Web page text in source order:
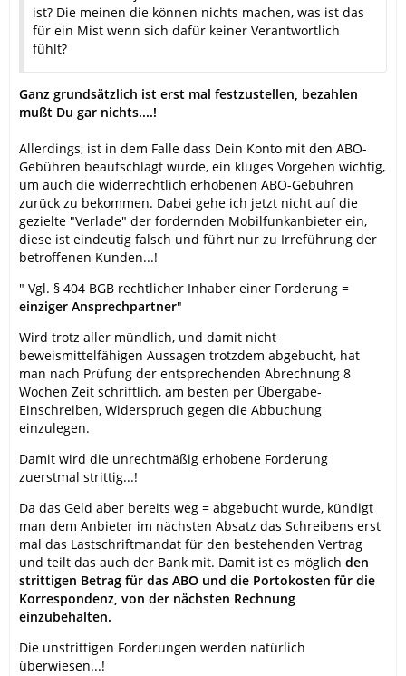
ist? Die meinen die können nichts machen, was ist das
für ein Mist wenn sich dafür keiner Verantwortlich
fühlt?
Ganz grundsätzlich ist erst mal festzustellen, bezahlen
mußt Du gar nichts....!
Allerdings, ist in dem Falle dass Dein Konto mit den ABO-
Gebühren beaufschlagt wurde, ein kluges Vorgehen wichtig,
um auch die widerrechtlich erhobenen ABO-Gebühren
zurück zu bekommen. Dabei gehe ich jetzt nicht auf die
gezielte "Verlade" der fordernden Mobilfunkanbieter ein,
diese ist eindeutig falsch und führt nur zu Irreführung der
betroffenen Kunden...!
" Vgl. § 404 BGB rechtlicher Inhaber einer Forderung =
einziger Ansprechpartner"
Wird trotz aller mündlich, und damit nicht
beweismittelfähigen Aussagen trotzdem abgebucht, hat
man nach Prüfung der entsprechenden Abrechnung 8
Wochen Zeit schriftlich, am besten per Übergabe-
Einschreiben, Widerspruch gegen die Abbuchung
einzulegen.
Damit wird die unrechtmäßig erhobene Forderung
zuerstmal strittig...!
Da das Geld aber bereits weg = abgebucht wurde, kündigt
man dem Anbieter im nächsten Absatz das Schreibens erst
mal das Lastschriftmandat für den bestehenden Vertrag
und teilt das auch der Bank mit. Damit ist es möglich den
strittigen Betrag für das ABO und die Portokosten für die
Korrespondenz, von der nächsten Rechnung
einzubehalten.
Die unstrittigen Forderungen werden natürlich
überwiesen...!